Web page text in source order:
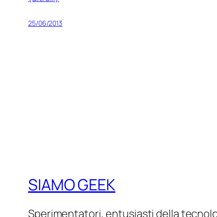
25/06/2013
SIAMO GEEK
Sperimentatori, entusiasti della